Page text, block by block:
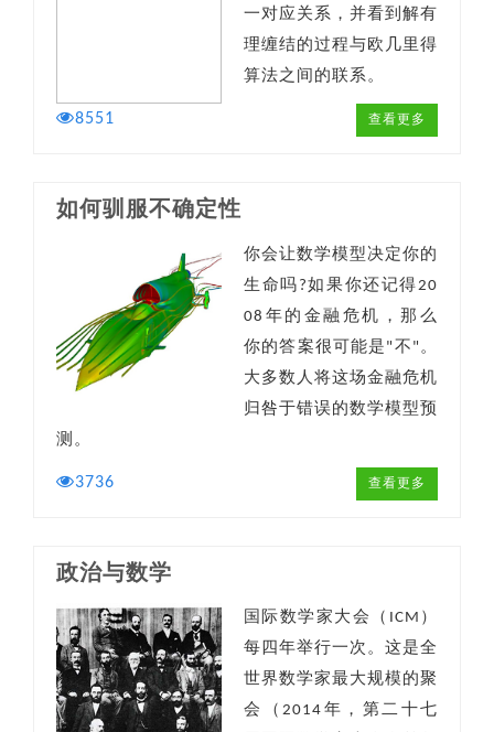
一对应关系，并看到解有
理缠结的过程与欧几里得
算法之间的联系。
8551 查看更多
如何驯服不确定性
你会让数学模型决定你的
生命吗?如果你还记得20
08年的金融危机，那么
你的答案很可能是"不"。
大多数人将这场金融危机
归咎于错误的数学模型预
测。
3736 查看更多
政治与数学
国际数学家大会（ICM）
每四年举行一次。这是全
世界数学家最大规模的聚
会（2014年，第二十七